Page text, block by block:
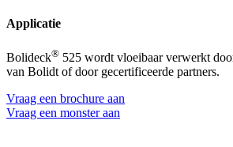
Applicatie
Bolideck® 525 wordt vloeibaar verwerkt
van Bolidt of door gecertificeerde partners.
Vraag een brochure aan
Vraag een monster aan